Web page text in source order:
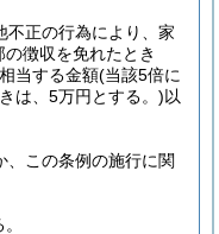
不正の行為により、家
徴収を免れたとき
当する金額(当該5倍に
は、5万円とする。)以
、この条例の施行に関